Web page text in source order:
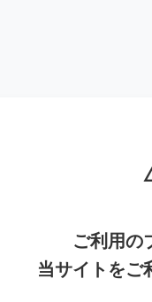
ご利用の
当サイトをご